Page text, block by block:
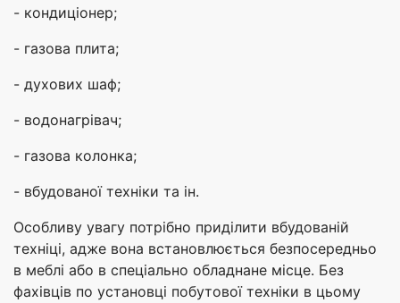
- кондиціонер;
- газова плита;
- духових шаф;
- водонагрівач;
- газова колонка;
- вбудованої техніки та ін.
Особливу увагу потрібно приділити вбудованій
техніці, адже вона встановлюється безпосередньо
в меблі або в спеціально обладнане місце. Без
фахівців по установці побутової техніки в цьому